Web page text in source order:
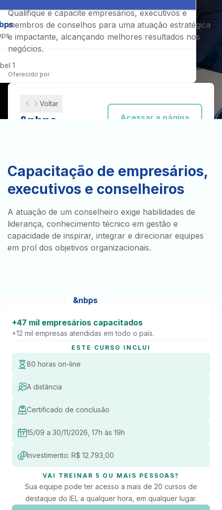
1
Voltar
&nbps Acessar a página
&nbps
&nbps
Qualifique e capacite empresários, executivos e
membros de conselhos para uma atuação estratégica
e impactante, alcançando melhores resultados nos
negócios.
Oferecido por
Capacitação de empresários,
executivos e conselheiros
A atuação de um conselheiro exige habilidades de
liderança, conhecimento técnico em gestão e
capacidade de inspirar, integrar e direcionar equipes
em prol dos objetivos organizacionais.
+47 mil empresários capacitados
+12 mil empresas atendidas em todo o país.
ESTE CURSO INCLUI
80 horas on-line
A distância
Certificado de conclusão
15/09 a 30/11/2026, 17h às 19h
Investimento: R$ 12.793,00
VAI TREINAR 5 OU MAIS PESSOAS?
Sua equipe pode ter acesso a mais de 20 cursos de
destaque do IEL a qualquer hora, em qualquer lugar.